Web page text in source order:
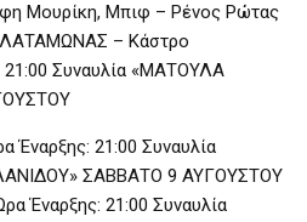
Μουρίκη, Μπιφ – Ρένος Ρώτας
– Κάστρο
Συναυλία «ΜΑΤΟΥΛΑ
Έναρξης: 21:00 Συναυλία
ΣΑΒΒΑΤΟ 9 ΑΥΓΟΥΣΤΟΥ
Έναρξης: 21:00 Συναυλία